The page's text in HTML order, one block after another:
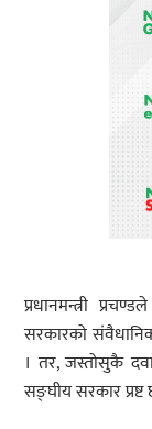
प्रधानमन्त्री
सरकारको
। तर, जस्तोसुकै
सङ्घीय सरकार प्रष्ट